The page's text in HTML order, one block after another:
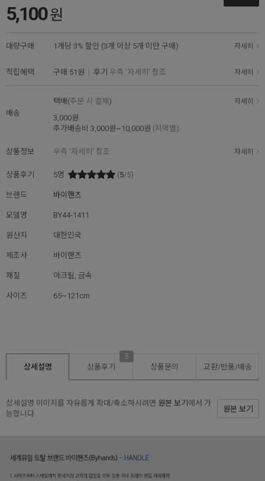
5,100원
대량구매 1개당 3% 할인 (3개 이상 5개 미만 구매) 자세히
적립혜택 구매 51원 | 후기 우측 '자세히' 참조 자세히
배송
택배(주문 시 결제 ) 자세히
3,000원
추가배송비 3,000원~10,000원 (지역별)
상품정보 우측 '자세히' 참조 자세히
상품후기 5명 (5/5)
브랜드 바이핸즈
모델명 BY44-1411
원산지 대한민국
제조사 바이핸즈
재질 아크릴, 금속
사이즈 65~121cm
상세설명 상품후기
5
상품문의 교환/반품/배송
상세설명 이미지를 자유롭게 확대/축소하시려면 원본 보기 에서 가
능합니다.
원본 보기